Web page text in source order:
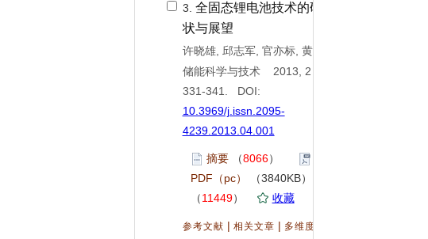
3. 全固态锂电池技术的研究现
状与展望
许晓雄, 邱志军, 官亦标, 黄祯, 金翼
储能科学与技术 2013, 2 (
331-341. DOI:
10.3969/j.issn.2095-
4239.2013.04.001
摘要（8066）
PDF（pc）
（3840KB）
（11449） 收藏
参考文献 | 相关文章 | 多维度评价